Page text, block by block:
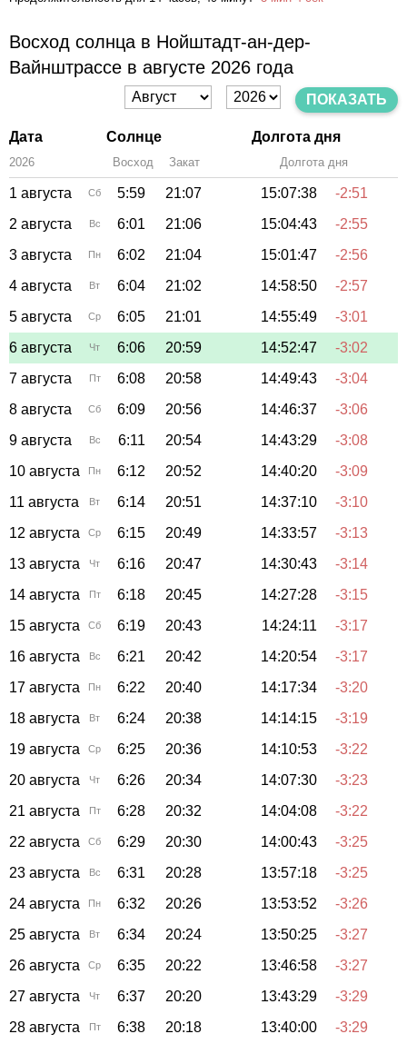
Восход солнца в Нойштадт-ан-дер-
Вайнштрассе в августе 2026 года
ПОКАЗАТЬ
Дата Солнце Долгота дня
2026 Восход Закат Долгота дня
1 августа Сб 5:59 21:07 15:07:38
-2:51
2 августа
Вс 6:01 21:06 15:04:43
-2:55
3 августа
Пн 6:02 21:04 15:01:47
-2:56
4 августа
Вт 6:04 21:02 14:58:50
-2:57
5 августа
Ср 6:05 21:01 14:55:49
-3:01
6 августа
Чт 6:06 20:59 14:52:47
-3:02
7 августа
Пт 6:08 20:58 14:49:43
-3:04
8 августа
Сб 6:09 20:56 14:46:37
-3:06
9 августа
Вс 6:11 20:54 14:43:29
-3:08
10 августа
Пн 6:12 20:52 14:40:20
-3:09
11 августа
Вт 6:14 20:51 14:37:10
-3:10
12 августа
Ср 6:15 20:49 14:33:57
-3:13
13 августа
Чт 6:16 20:47 14:30:43
-3:14
14 августа
Пт 6:18 20:45 14:27:28
-3:15
15 августа
Сб 6:19 20:43 14:24:11
-3:17
16 августа
Вс 6:21 20:42 14:20:54
-3:17
17 августа
Пн 6:22 20:40 14:17:34
-3:20
18 августа
Вт 6:24 20:38 14:14:15
-3:19
19 августа
Ср 6:25 20:36 14:10:53
-3:22
20 августа
Чт 6:26 20:34 14:07:30
-3:23
21 августа
Пт 6:28 20:32 14:04:08
-3:22
22 августа
Сб 6:29 20:30 14:00:43
-3:25
23 августа
Вс 6:31 20:28 13:57:18
-3:25
24 августа
Пн 6:32 20:26 13:53:52
-3:26
25 августа
Вт 6:34 20:24 13:50:25
-3:27
26 августа
Ср 6:35 20:22 13:46:58
-3:27
27 августа
Чт 6:37 20:20 13:43:29
-3:29
28 августа
Пт 6:38 20:18 13:40:00 -3:29